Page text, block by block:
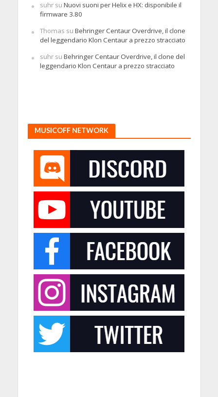
suhrsu Nuovi suoni per Helix e HX: disponibile il
firmware 3.80
Thomas su Behringer Centaur Overdrive, il clone
del leggendario Klon Centaur a prezzo stracciato
suhrsu Behringer Centaur Overdrive, il clone del
leggendario Klon Centaur a prezzo stracciato
MUSICOFF NETWORK